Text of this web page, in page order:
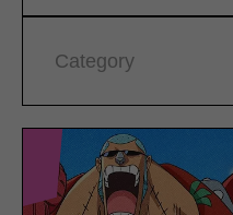
Category